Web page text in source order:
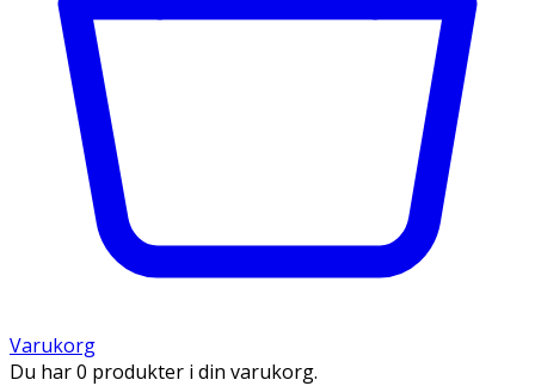
Varukorg
Du har 0 produkter i din varukorg.